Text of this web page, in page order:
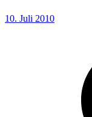
10. Juli 2010